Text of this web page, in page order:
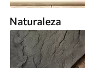
Naturaleza